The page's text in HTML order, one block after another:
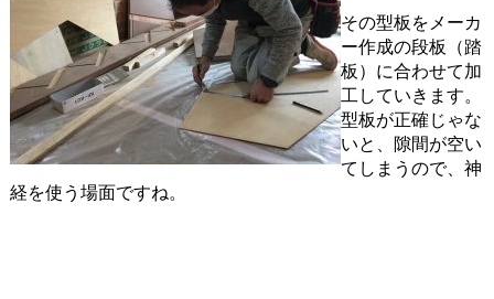
その型板をメーカ
ー作成の段板（踏
板）に合わせて加
工していきます。
型板が正確じゃな
いと、隙間が空い
てしまうので、神
経を使う場面ですね。